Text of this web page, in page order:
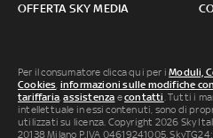
OFFERTA SKY MEDIA
Per il consumatore clicca qui per iModuli,
Cookies informazioni sulle modifiche
tariffaria ,assistenza econtatti . Tutti i
intellettuale in essi contenuti, sono di
utilizzati su licenza. Copyright 2026 Sky
20138 Milano P.IVA 04619241005.